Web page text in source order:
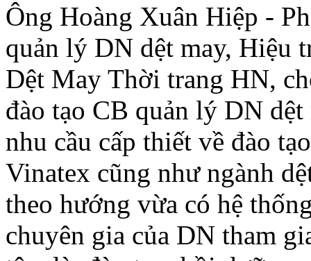
Ông Hoàng Xuân Hiệp -
quản lý DN dệt may, Hiệu
Dệt May Thời trang HN,
đào tạo CB quản lý DN
nhu cầu cấp thiết về đào
Vinatex cũng như ngành
theo hướng vừa có hệ
chuyên gia của DN tham